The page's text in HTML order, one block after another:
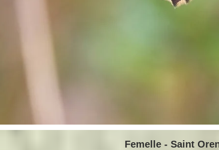
Femelle - Saint